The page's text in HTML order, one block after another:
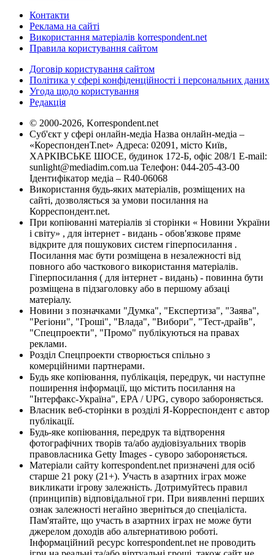
Контакти
Реклама на сайті
Використання матеріалів korrespondent.net
Правила користування сайтом
Договір користування сайтом
Політика у сфері конфіденційності і персональних даних
Угода щодо користування
Редакція
© 2000-2026, Korrespondent.net
Суб'єкт у сфері онлайн-медіа Назва онлайн-медіа –
«КореспонденТ.net» Адреса: 02091, місто Київ,
ХАРКІВСЬКЕ ШОСЕ, будинок 172-Б, офіс 208/1 E-mail:
sunlight@mediadim.com.ua Телефон: 044-205-43-00
Ідентифікатор медіа – R40-06068
Використання будь-яких матеріалів, розміщених на
сайті, дозволяється за умови посилання на
Корреспондент.net.
При копіюванні матеріалів зі сторінки « Новини України
і світу» , для інтернет - видань - обов'язкове пряме
відкрите для пошукових систем гіперпосилання .
Посилання має бути розміщена в незалежності від
повного або часткового використання матеріалів.
Гіперпосилання ( для інтернет - видань) - повинна бути
розміщена в підзаголовку або в першому абзаці
матеріалу.
Новини з позначками "Думка", "Експертиза", "Заява",
"Регіони", "Гроші", "Влада", "Вибори", "Тест-драйв",
"Спецпроекти", "Промо" публікуються на правах
реклами.
Розділ Спецпроекти створюється спільно з
комерційними партнерами.
Будь яке копіювання, публікація, передрук, чи наступне
поширення інформації, що містить посилання на
"Інтерфакс-Україна", EPA / UPG, суворо забороняється.
Власник веб-сторінки в розділі Я-Корреспондент є автор
публікації.
Будь-яке копіювання, передрук та відтворення
фотографічних творів та/або аудіовізуальних творів
правовласника Getty Images - суворо забороняється.
Матеріали сайту korrespondent.net призначені для осіб
старше 21 року (21+). Участь в азартних іграх може
викликати ігрову залежність. Дотримуйтесь правил
(принципів) відповідальної гри. При виявленні перших
ознак залежності негайно зверніться до спеціаліста.
Пам'ятайте, що участь в азартних іграх не може бути
джерелом доходів або альтернативою роботі.
Інформаційний ресурс korrespondent.net не проводить